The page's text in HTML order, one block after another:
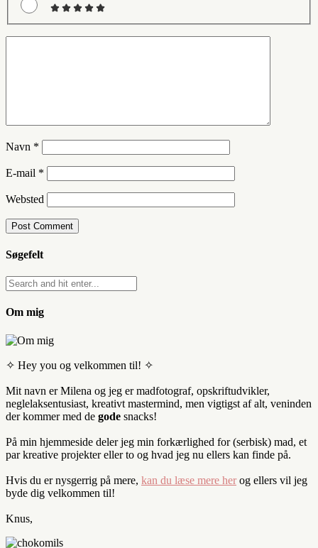
Navn *
E-mail *
Websted
Søgefelt
Om mig
✧ Hey you og velkommen til! ✧
Mit navn er Milena og jeg er madfotograf, opskriftudvikler,
neglelaksentusiast, kreativt mastermind, men vigtigst af alt, veninden
der kommer med de gode snacks!
På min hjemmeside deler jeg min forkærlighed for (serbisk) mad, et
par kreative projekter eller to og hvad jeg nu ellers kan finde på.
Hvis du er nysgerrig på mere, kan du læse mere her og ellers vil jeg
byde dig velkommen til!
Knus,